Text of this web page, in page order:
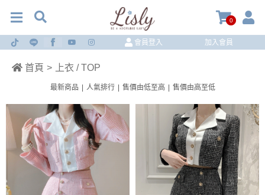
0
會員登入 加入會員
首頁 > 上衣 / TOP
最新商品 人氣排行 售價由低至高 售價由高至低